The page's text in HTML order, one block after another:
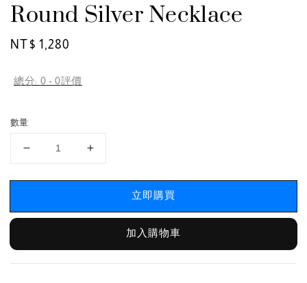
Round Silver Necklace
Regular
NT$ 1,280
總分: 0 - 0評價
數量
立即購買
加入購物車